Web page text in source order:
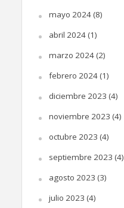
mayo 2024(8)
abril 2024(1)
marzo 2024(2)
febrero 2024(1)
diciembre 2023 (4)
noviembre 2023 (4)
octubre 2023 (4)
septiembre 2023 (4)
agosto 2023 (3)
julio 2023 (4)